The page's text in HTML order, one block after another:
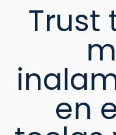
Trust
en